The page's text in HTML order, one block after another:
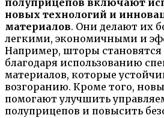
новых технологий и
материалов. Они делают их
легкими, экономичными и
Например, шторы
благодаря использованию
материалов, которые
возгоранию. Кроме того,
помогают улучшить
полуприцепов и повысить